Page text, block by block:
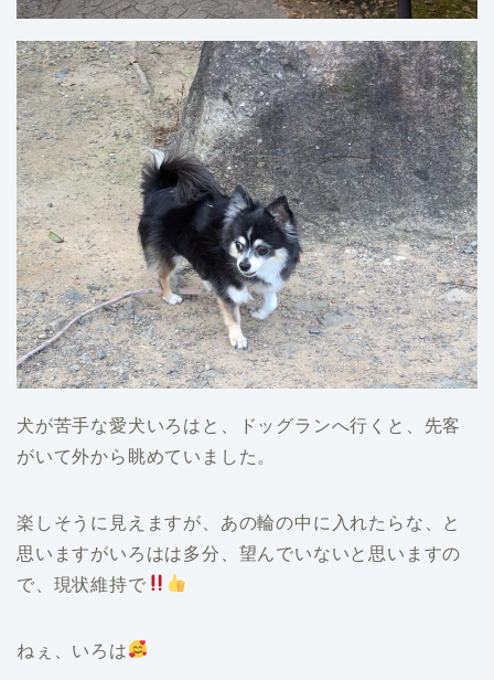
犬が苦手な愛犬いろはと、ドッグランへ行くと、先客
がいて外から眺めていました。
楽しそうに見えますが、あの輪の中に入れたらな、と
思いますがいろはは多分、望んでいないと思いますの
で、現状維持で
ねぇ、いろは